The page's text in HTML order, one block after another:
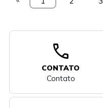
call
CONTATO
Contato